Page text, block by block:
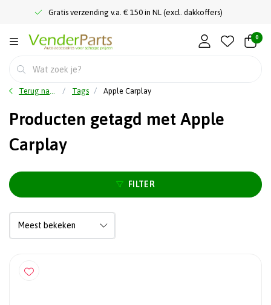
Gratis verzending v.a. € 150 in NL (excl. dakkoffers)
0
Terug naar home Tags Apple Carplay
Producten getagd met Apple
Carplay
FILTER